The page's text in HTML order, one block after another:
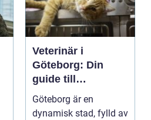
Veterinär i
Göteborg: Din
guide till
djursjukvård
Göteborg är en
dynamisk stad, fylld av